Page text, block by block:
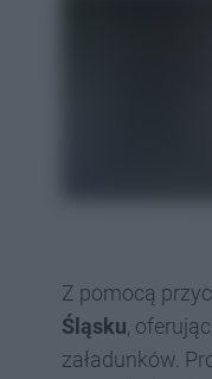
Z pomocą
Śląsku ,
załadunków.